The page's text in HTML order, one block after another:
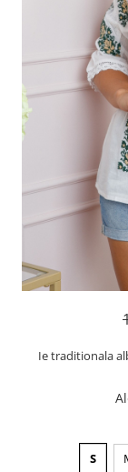
Ie traditionala
S